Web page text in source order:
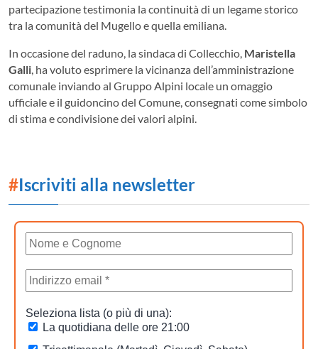
partecipazione testimonia la continuità di un legame storico
tra la comunità del Mugello e quella emiliana.
In occasione del raduno, la sindaca di Collecchio, Maristella
Galli , ha voluto esprimere la vicinanza dell’amministrazione
comunale inviando al Gruppo Alpini locale un omaggio
ufficiale e il guidoncino del Comune, consegnati come simbolo
di stima e condivisione dei valori alpini.
#Iscriviti alla newsletter